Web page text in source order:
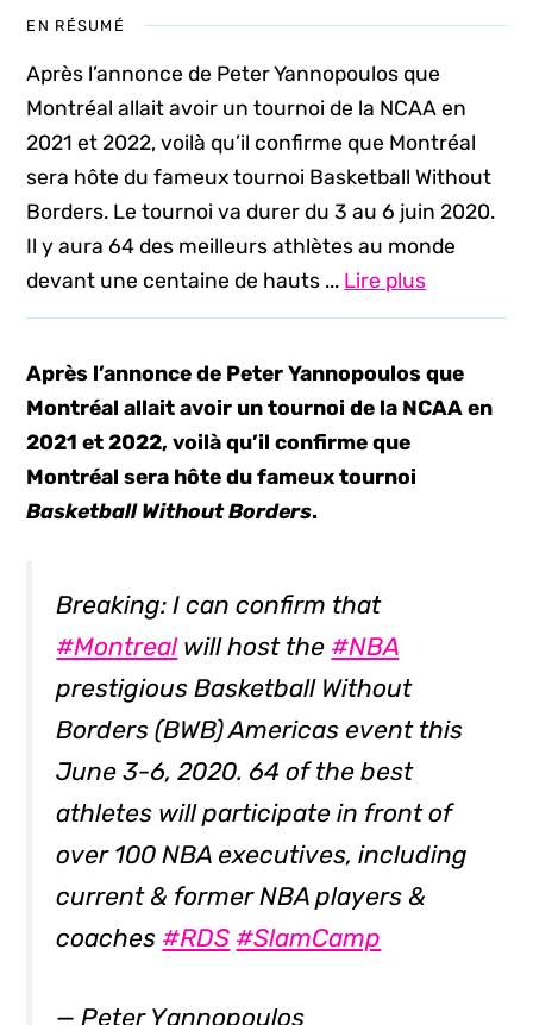
EN RÉSUMÉ
Après l’annonce de Peter Yannopoulos que
Montréal allait avoir un tournoi de la NCAA en
2021 et 2022, voilà qu’il confirme que Montréal
sera hôte du fameux tournoi Basketball Without
Borders. Le tournoi va durer du 3 au 6 juin 2020.
Il y aura 64 des meilleurs athlètes au monde
devant une centaine de hauts ... Lire plus
Après l’annonce de Peter Yannopoulos que
Montréal allait avoir un tournoi de la NCAA en
2021 et 2022, voilà qu’il confirme que
Montréal sera hôte du fameux tournoi
Basketball Without Borders.
Breaking: I can confirm that
#Montrealwill host the #NBA
prestigious Basketball Without
Borders (BWB) Americas event this
June 3-6, 2020. 64 of the best
athletes will participate in front of
over 100 NBA executives, including
current & former NBA players &
coaches #RDS #SlamCamp
— Peter Yannopoulos